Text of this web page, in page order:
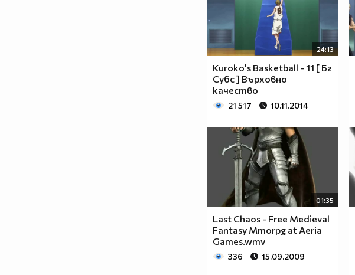
24:13
Kuroko's Basketball - 11 [ Бг
Субс ] Върховно
качество
21 517 10.11.2014
01:35
Last Chaos - Free Medieval
Fantasy Mmorpg at Aeria
Games.wmv
336 15.09.2009